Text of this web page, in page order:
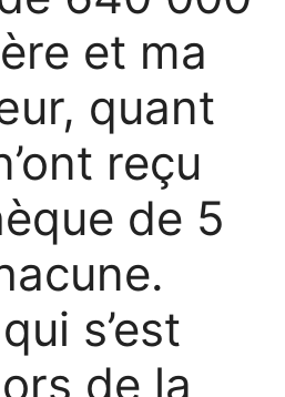
et ma
quant
reçu
de 5
s’est
de la